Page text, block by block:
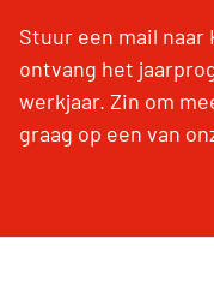
Stuur een mail naar
ontvang het
werkjaar. Zin om
graag op een van